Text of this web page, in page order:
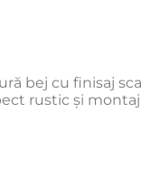
bej cu finisaj
rustic și